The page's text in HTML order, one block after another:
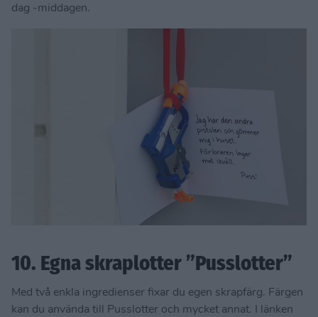
dag -middagen.
10. Egna skraplotter ”Pusslotter”
Med två enkla ingredienser fixar du egen skrapfärg. Färgen
kan du använda till Pusslotter och mycket annat. I länken